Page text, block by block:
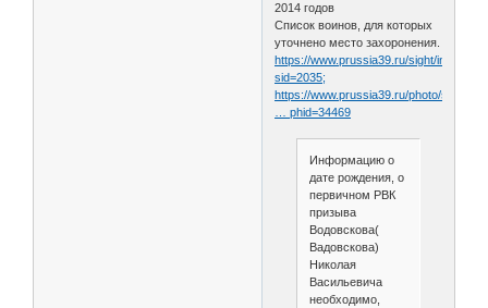
2014 годов
Список воинов, для которых
уточнено место захоронения.
https://www.prussia39.ru/sight/
sid=2035;
https://www.prussia39.ru/photo/
… phid=34469
Информацию о
дате рождения, о
первичном РВК
призыва
Водовскова(
Вадовскова)
Николая
Васильевича
необходимо,